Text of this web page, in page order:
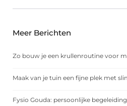
Meer Berichten
Zo bouw je een krullenroutine voor
Maak van je tuin een fijne plek met
Fysio Gouda: persoonlijke